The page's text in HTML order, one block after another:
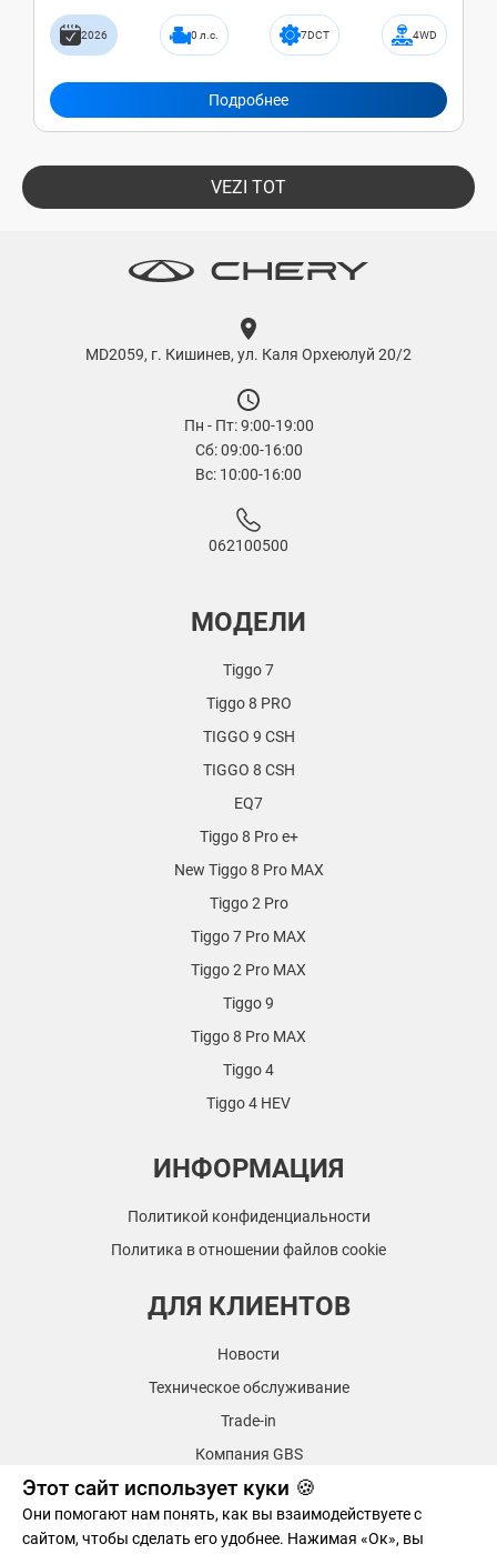
2026 0 л.с. 7DCT 4WD
Подробнее
VEZI TOT
MD2059, г. Кишинев, ул. Каля Орхеюлуй 20/2
Пн - Пт: 9:00-19:00
Сб: 09:00-16:00
Вс: 10:00-16:00
062100500
МОДЕЛИ
Tiggo 7
Tiggo 8 PRO
TIGGO 9 CSH
TIGGO 8 CSH
EQ7
Tiggo 8 Pro e+
New Tiggo 8 Pro MAX
Tiggo 2 Pro
Tiggo 7 Pro MAX
Tiggo 2 Pro MAX
Tiggo 9
Tiggo 8 Pro MAX
Tiggo 4
Tiggo 4 HEV
ИНФОРМАЦИЯ
Политикой конфиденциальности
Политика в отношении файлов cookie
ДЛЯ КЛИЕНТОВ
Новости
Техническое обслуживание
Trade-in
Компания GBS
Контакты
Этот сайт использует куки 🍪
Они помогают нам понять, как вы взаимодействуете с
сайтом, чтобы сделать его удобнее. Нажимая «Ок», вы